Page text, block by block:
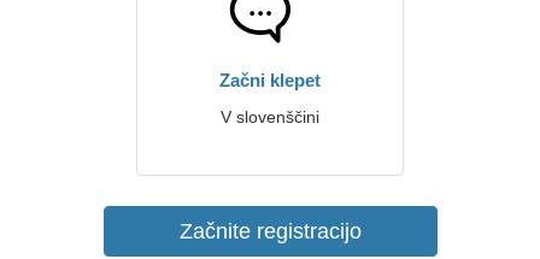
Začni klepet
V slovenščini
Začnite registracijo